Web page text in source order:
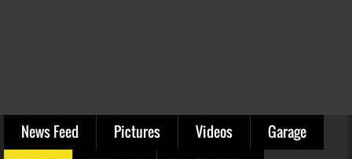
News Feed Pictures Videos
Garage